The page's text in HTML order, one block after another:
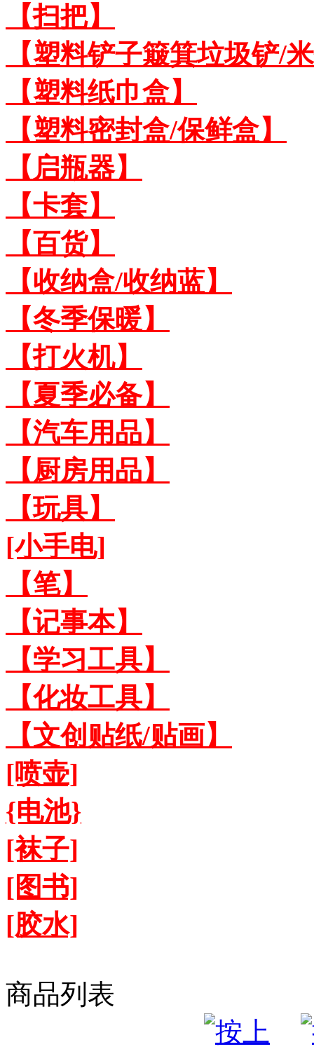
【扫把】
【塑料铲子簸箕垃圾铲/
【塑料纸巾盒】
【塑料密封盒/保鲜盒】
【启瓶器】
【卡套】
【百货】
【收纳盒/收纳蓝】
【冬季保暖】
【打火机】
【夏季必备】
【汽车用品】
【厨房用品】
【玩具】
[小手电]
【笔】
【记事本】
【学习工具】
【化妆工具】
【文创贴纸/贴画】
[喷壶]
{电池}
[袜子]
[图书]
[胶水]
商品列表